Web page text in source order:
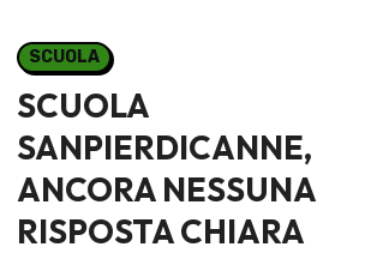
SCUOLA
SCUOLA
SANPIERDICANNE,
ANCORA NESSUNA
RISPOSTA CHIARA